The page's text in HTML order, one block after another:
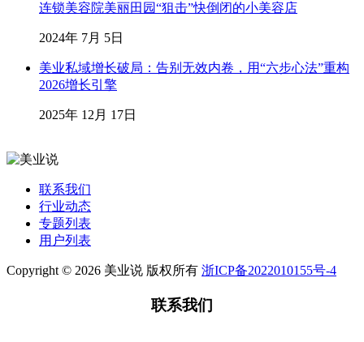
连锁美容院美丽田园“狙击”快倒闭的小美容店
2024年 7月 5日
美业私域增长破局：告别无效内卷，用“六步心法”重构
2026增长引擎
2025年 12月 17日
联系我们
行业动态
专题列表
用户列表
Copyright © 2026 美业说 版权所有 浙ICP备2022010155号-4
联系我们